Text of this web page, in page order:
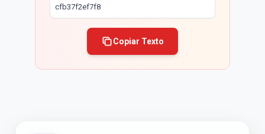
cfb37f2ef7f8
Copiar Texto